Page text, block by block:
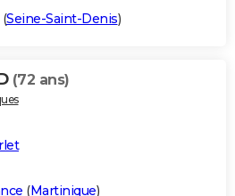
(Seine-Saint-Denis)
(72 ans)
(Martinique)